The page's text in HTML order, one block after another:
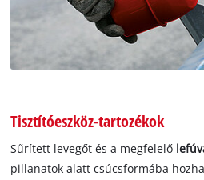
Tisztítóeszköz-tartozékok
Sűrített levegőt és a megfelelő
pillanatok alatt csúcsformába